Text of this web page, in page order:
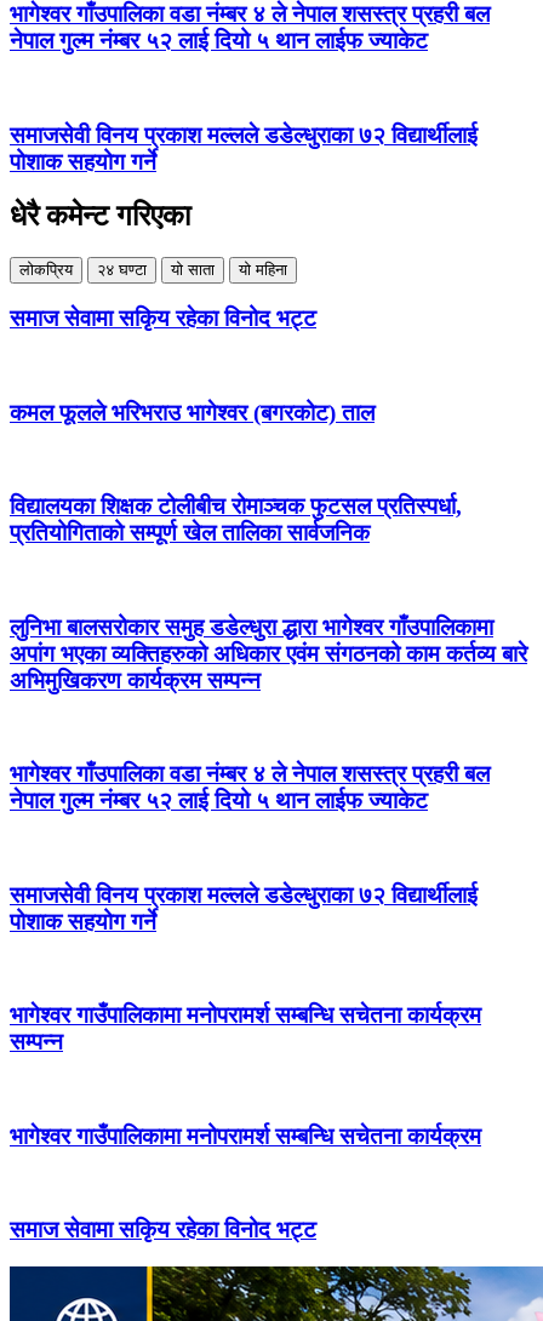
भागेश्वर गाँउपालिका वडा नंम्बर ४ ले नेपाल शसस्त्र प्रहरी बल
नेपाल गुल्म नंम्बर ५२ लाई दियो ५ थान लाईफ ज्याकेट
समाजसेवी विनय प्रकाश मल्लले डडेल्धुराका ७२ विद्यार्थीलाई
पोशाक सहयोग गर्ने
धेरै कमेन्ट गरिएका
लोकप्रिय २४ घण्टा यो साता यो महिना
समाज सेवामा सकिृय रहेका विनोद भट्ट
कमल फूलले भरिभराउ भागेश्वर (बगरकोट) ताल
विद्यालयका शिक्षक टोलीबीच रोमाञ्चक फुटसल प्रतिस्पर्धा,
प्रतियोगिताको सम्पूर्ण खेल तालिका सार्वजनिक
लुनिभा बालसरोकार समुह डडेल्धुरा द्धारा भागेश्वर गाँउपालिकामा
अपांग भएका व्यक्तिहरुको अधिकार एवंम संगठनको काम कर्तव्य बारे
अभिमुखिकरण कार्यक्रम सम्पन्न
भागेश्वर गाँउपालिका वडा नंम्बर ४ ले नेपाल शसस्त्र प्रहरी बल
नेपाल गुल्म नंम्बर ५२ लाई दियो ५ थान लाईफ ज्याकेट
समाजसेवी विनय प्रकाश मल्लले डडेल्धुराका ७२ विद्यार्थीलाई
पोशाक सहयोग गर्ने
भागेश्वर गाउँपालिकामा मनोपरामर्श सम्बन्धि सचेतना कार्यक्रम
सम्पन्न
भागेश्वर गाउँपालिकामा मनोपरामर्श सम्बन्धि सचेतना कार्यक्रम
समाज सेवामा सकिृय रहेका विनोद भट्ट